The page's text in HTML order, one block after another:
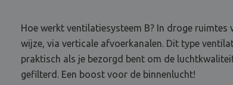
Hoe werkt ventilatiesysteem B? In droge
wijze, via verticale afvoerkanalen. Dit type
praktisch als je bezorgd bent om de
gefilterd. Een boost voor de binnenlucht!